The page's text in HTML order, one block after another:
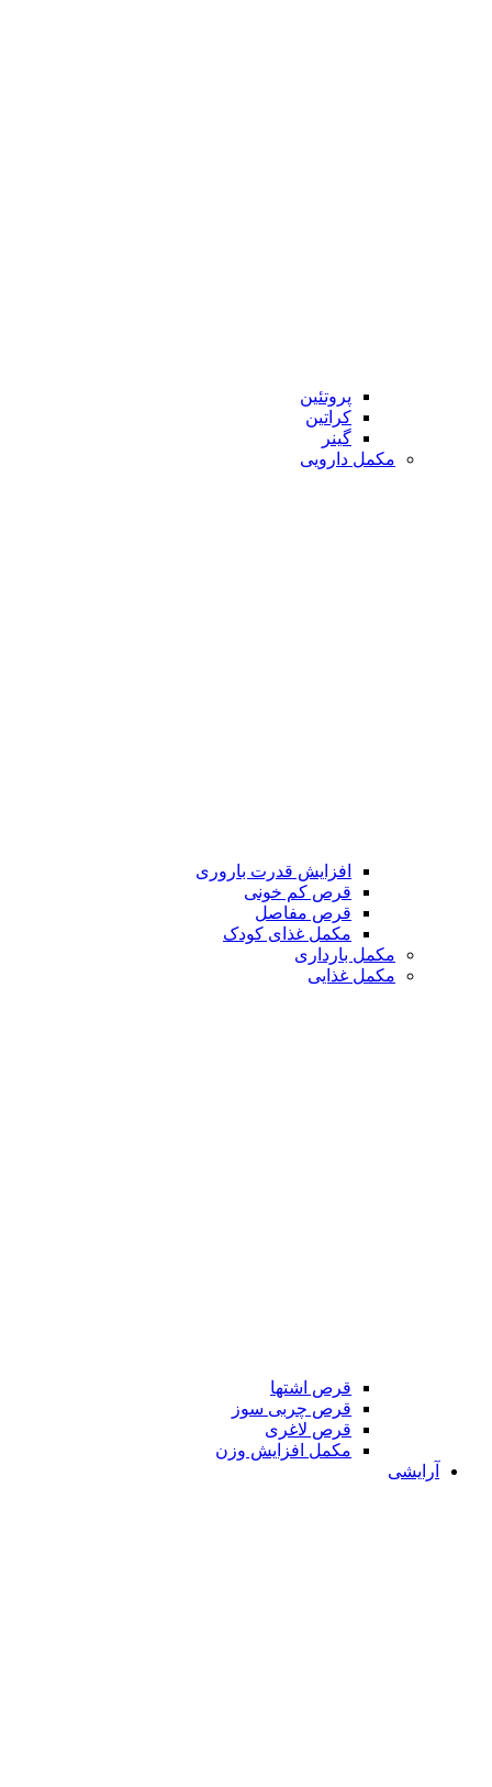
پروتئین
کراتین
گینر
مکمل دارویی
افزایش قدرت باروری
قرص کم خونی
قرص مفاصل
مکمل غذای کودک
مکمل بارداری
مکمل غذایی
قرص اشتها
قرص چربی سوز
قرص لاغری
مکمل افزایش وزن
آرایشی